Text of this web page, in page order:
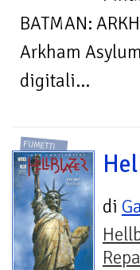
BATMAN:
Arkham
digitali...
FUMETTI
di